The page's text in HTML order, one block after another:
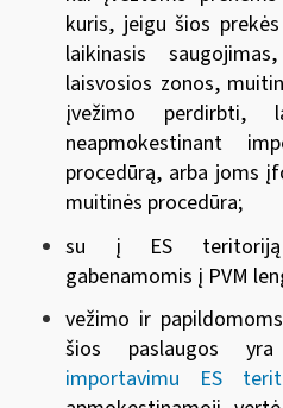
kuris, jeigu šios
laikinasis
laisvosios zonos,
įvežimo perdirbti,
neapmokestinant
procedūrą, arba joms
muitinės procedūra;
su į ES teritoriją
gabenamomis į PVM
vežimo ir
šios paslaugos
importavimu ES